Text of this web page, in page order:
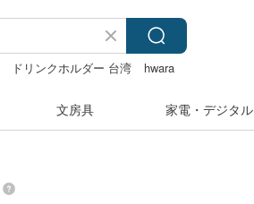
ドリンクホルダー 台湾
hwara
文房具 家電・デジタル